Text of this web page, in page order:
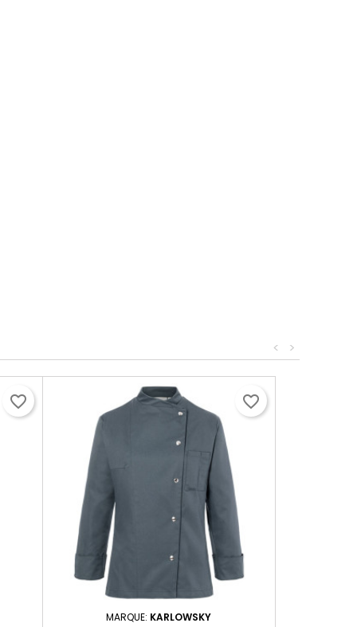
>
<
favorite_border
MARQUE: KARLOWSKY
favorite_border